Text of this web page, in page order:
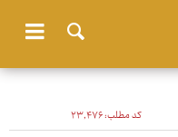
کد مطلب:۲۳٬۴۷۶